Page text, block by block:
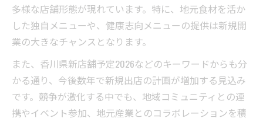
多様な店舗形態が現れています。特に、地元食材を活か
した独自メニューや、健康志向メニューの提供は新規開
業の大きなチャンスとなります。
また、香川県新店舗予定2026などのキーワードからも分
かる通り、今後数年で新規出店の計画が増加する見込み
です。競争が激化する中でも、地域コミュニティとの連
携やイベント参加、地元産業とのコラボレーションを積